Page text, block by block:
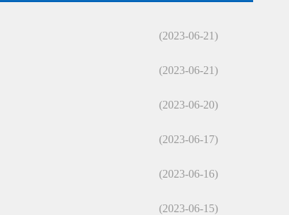
(2023-06-21)
(2023-06-21)
(2023-06-20)
(2023-06-17)
(2023-06-16)
(2023-06-15)